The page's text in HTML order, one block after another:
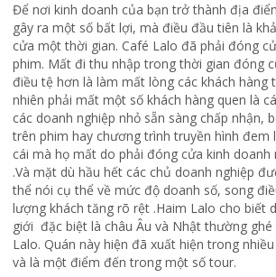
Để nơi kinh doanh của bạn trở thành địa
gây ra một số bất lợi, mà điều đầu tiên là
cửa một thời gian. Café Lalo đã phải đóng
phim. Mất đi thu nhập trong thời gian đóng
điều tệ hơn là làm mất lòng các khách hàng
nhiên phải mất một số khách hàng quen là
các doanh nghiệp nhỏ sẵn sàng chấp nhận,
trên phim hay chương trình truyền hình đem
cái mà họ mất do phải đóng cửa kinh doanh
.Và mặt dù hầu hết các chủ doanh nghiệp
thể nói cụ thể về mức độ doanh số, song
lượng khách tăng rõ rệt .Haim Lalo cho biết
giới đặc biệt là châu Âu và Nhật thường ghé
Lalo. Quán này hiện đã xuất hiện trong
và là một điểm đến trong một số tour.